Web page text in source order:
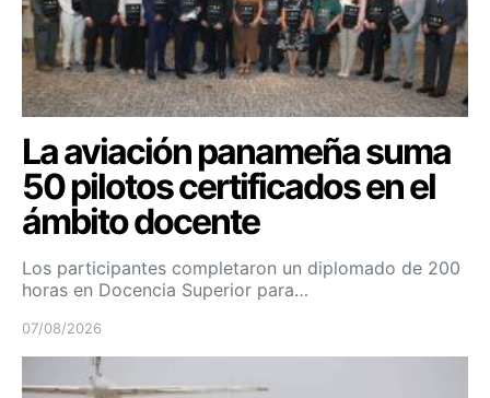
La aviación panameña suma
50 pilotos certificados en el
ámbito docente
Los participantes completaron un diplomado de 200
horas en Docencia Superior para…
07/08/2026